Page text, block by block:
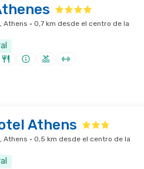
Athens · 0,7 km desde el centro de la
Athens
Athens · 0,5 km desde el centro de la